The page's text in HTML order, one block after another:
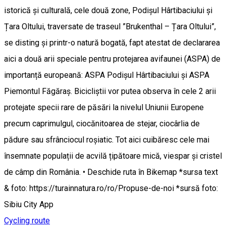
istorică și culturală, cele două zone, Podișul Hârtibaciului și
Țara Oltului, traversate de traseul ”Brukenthal – Țara Oltului”,
se disting și printr-o natură bogată, fapt atestat de declararea
aici a două arii speciale pentru protejarea avifaunei (ASPA) de
importanță europeană: ASPA Podișul Hârtibaciului și ASPA
Piemontul Făgăraș. Bicicliștii vor putea observa în cele 2 arii
protejate specii rare de păsări la nivelul Uniunii Europene
precum caprimulgul, ciocănitoarea de stejar, ciocârlia de
pădure sau sfrânciocul roșiatic. Tot aici cuibăresc cele mai
însemnate populații de acvilă țipătoare mică, viespar și cristel
de câmp din România. • Deschide ruta în Bikemap *sursa text
& foto: https://turainnatura.ro/ro/Propuse-de-noi *sursă foto:
Sibiu City App
Cycling route